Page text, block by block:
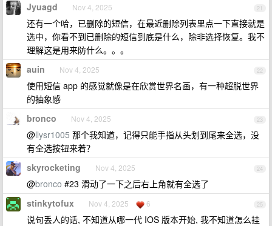
21
Jyuagd Nov 4, 2025
还有一个哈，已删除的短信，在最近删除列表里点一下直接就是
选中，你看不到已删除的短信到底是什么，除非选择恢复。我不
理解这是用来防什么。。。
22
auin Nov 4, 2025
使用短信 app 的感觉就像是在欣赏世界名画，有一种超脱世界
的抽象感
23
bronco Nov 4, 2025
@llysr1005 那个我知道，记得只能手指从头划到尾来全选，没
有全选按钮来着？
24
skyrocketing Nov 4, 2025
@bronco #23 滑动了一下之后右上角就有全选了
25
stinkytofux Nov 4, 2025 6
说句丢人的话, 不知道从哪一代 IOS 版本开始, 我不知道怎么挂